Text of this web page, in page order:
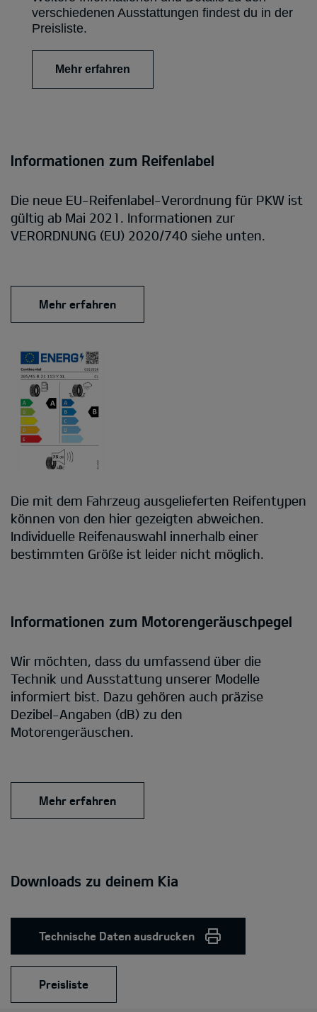
verschiedenen Ausstattungen findest du in der
Preisliste.
Mehr erfahren
Informationen zum Reifenlabel
Die neue EU-Reifenlabel-Verordnung für PKW ist
gültig ab Mai 2021. Informationen zur
VERORDNUNG (EU) 2020/740 siehe unten.
Mehr erfahren
Die mit dem Fahrzeug ausgelieferten Reifentypen
können von den hier gezeigten abweichen.
Individuelle Reifenauswahl innerhalb einer
bestimmten Größe ist leider nicht möglich.
Informationen zum Motorengeräuschpegel
Wir möchten, dass du umfassend über die
Technik und Ausstattung unserer Modelle
informiert bist. Dazu gehören auch präzise
Dezibel-Angaben (dB) zu den
Motorengeräuschen.
Mehr erfahren
Downloads zu deinem Kia
Technische Daten ausdrucken
Preisliste